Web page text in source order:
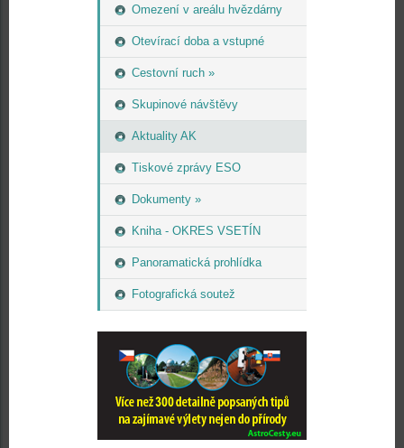
Omezení v areálu hvězdárny
Otevírací doba a vstupné
Cestovní ruch »
Skupinové návštěvy
Aktuality AK
Tiskové zprávy ESO
Dokumenty »
Kniha - OKRES VSETÍN
Panoramatická prohlídka
Fotografická soutež